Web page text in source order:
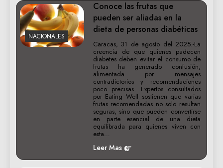
NACIONALES
Conoce las frutas que
pueden ser aliadas en la
dieta de personas diabéticas
Caracas, 31 de agosto del 2025.-La
creencia de que quienes padecen
diabetes deben evitar el consumo de
frutas ha generado confusión,
alimentada por mensajes
contradictorios y recomendaciones
poco precisas. Expertos consultados
por Eating Well sostienen que varias
frutas recomendadas no solo resultan
seguras, sino que pueden convertirse
en parte esencial de una dieta
equilibrada para quienes viven con
esta…
Leer Mas